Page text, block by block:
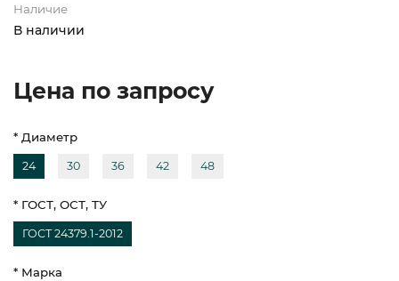
Наличие
В наличии
Цена по запросу
* Диаметр
24 30 36 42 48
* ГОСТ, ОСТ, ТУ
ГОСТ 24379.1-2012
* Марка